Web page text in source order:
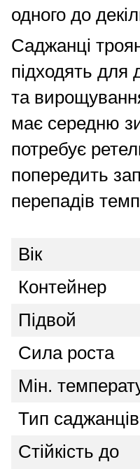
одного до
Саджанці
підходять для
та
має середню
потребує
попередить
перепадів
Вік
Контейнер
Підвой
Сила роста
Мін.
Тип саджанців
Стійкість до